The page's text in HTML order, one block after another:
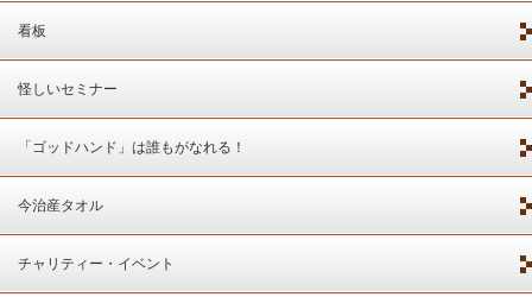
看板
怪しいセミナー
「ゴッドハンド」は誰もがなれる！
今治産タオル
チャリティー・イベント